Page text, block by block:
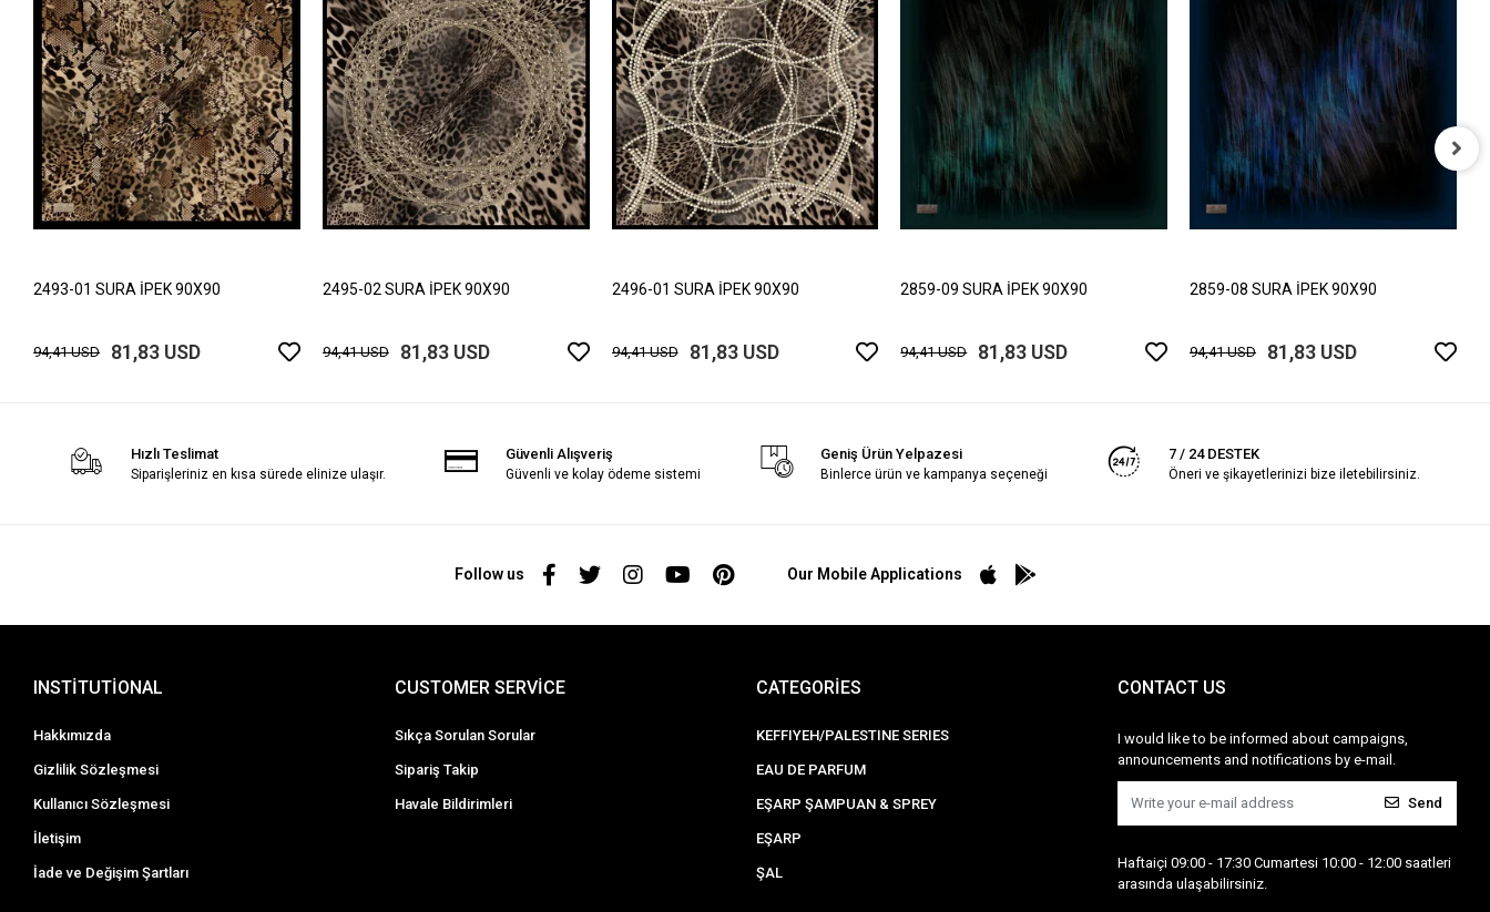
2493-01 SURA İPEK 90X90
94,41 USD 81,83 USD
2495-02 SURA İPEK 90X90
94,41 USD 81,83 USD
2496-01 SURA İPEK 90X90
94,41 USD 81,83 USD
2859-09 SURA İPEK 90X90
94,41 USD 81,83 USD
2859-08 SURA İPEK 90X90
94,41 USD 81,83 USD
Hızlı Teslimat
Siparişleriniz en kısa sürede elinize ulaşır.
Güvenli Alışveriş
Güvenli ve kolay ödeme sistemi
Geniş Ürün Yelpazesi
Binlerce ürün ve kampanya seçeneği
7 / 24 DESTEK
Öneri ve şikayetlerinizi bize iletebilirsiniz.
Follow us Our Mobile Applications
INSTİTUTİONAL
Hakkımızda
Gizlilik Sözleşmesi
Kullanıcı Sözleşmesi
İletişim
İade ve Değişim Şartları
CUSTOMER SERVİCE
Sıkça Sorulan Sorular
Sipariş Takip
Havale Bildirimleri
CATEGORİES
KEFFIYEH/PALESTINE SERIES
EAU DE PARFUM
EŞARP ŞAMPUAN & SPREY
EŞARP
ŞAL
CONTACT US
I would like to be informed about campaigns,
announcements and notifications by e-mail.
Send
Haftaiçi 09:00 - 17:30 Cumartesi 10:00 - 12:00 saatleri
arasında ulaşabilirsiniz.